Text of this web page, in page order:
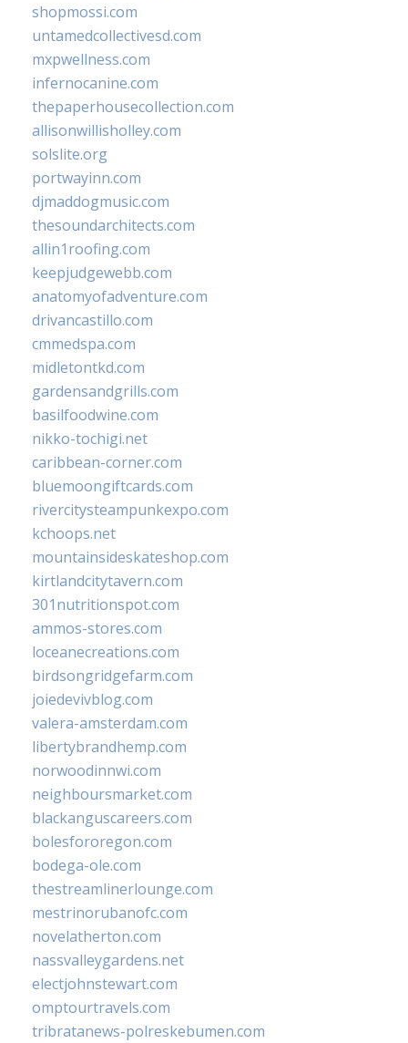
shopmossi.com
untamedcollectivesd.com
mxpwellness.com
infernocanine.com
thepaperhousecollection.com
allisonwillisholley.com
solslite.org
portwayinn.com
djmaddogmusic.com
thesoundarchitects.com
allin1roofing.com
keepjudgewebb.com
anatomyofadventure.com
drivancastillo.com
cmmedspa.com
midletontkd.com
gardensandgrills.com
basilfoodwine.com
nikko-tochigi.net
caribbean-corner.com
bluemoongiftcards.com
rivercitysteampunkexpo.com
kchoops.net
mountainsideskateshop.com
kirtlandcitytavern.com
301nutritionspot.com
ammos-stores.com
loceanecreations.com
birdsongridgefarm.com
joiedevivblog.com
valera-amsterdam.com
libertybrandhemp.com
norwoodinnwi.com
neighboursmarket.com
blackanguscareers.com
bolesfororegon.com
bodega-ole.com
thestreamlinerlounge.com
mestrinorubanofc.com
novelatherton.com
nassvalleygardens.net
electjohnstewart.com
omptourtravels.com
tribratanews-polreskebumen.com